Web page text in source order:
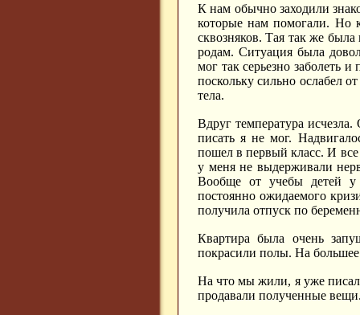
К нам обычно заходили
которые нам помогали. Но
сквозняков. Тая так же
родам. Ситуация была
мог так серьезно заболеть
поскольку сильно ослабел
тела.
Вдруг температура
писать я не мог.
пошел в первый класс. И
у меня не выдерживали
Вообще от учебы детей у
постоянно ожидаемого
получила отпуск по
Квартира была очень
покрасили полы. На
На что мы жили, я уже
продавали полученные